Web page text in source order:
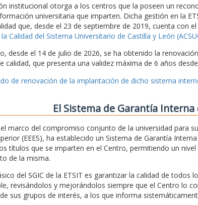
institucional otorga a los centros que la poseen un
universitaria que imparten. Dicha gestión en la
que, desde el 23 de septiembre de 2019, cuenta con el
Calidad del Sistema Universitario de Castilla y León
desde el 14 de julio de 2026, se ha obtenido la
calidad, que presenta una validez máxima de 6 años
de renovación de la implantación de dicho sistema
El Sistema de Garantía Interna
el marco del compromiso conjunto de la universidad para
(EEES), ha establecido un Sistema de Garantía
títulos que se imparten en el Centro, permitiendo un
de la misma.
del SGIC de la ETSIT es garantizar la calidad de
revisándolos y mejorándolos siempre que el Centro lo
sus grupos de interés, a los que informa